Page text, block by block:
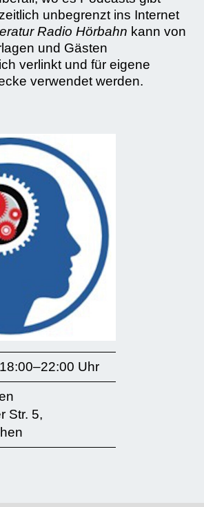
unbegrenzt ins Internet
Radio Hörbahn kann von
und Gästen
verlinkt und für eigene
verwendet werden.
Uhr
Str. 5,